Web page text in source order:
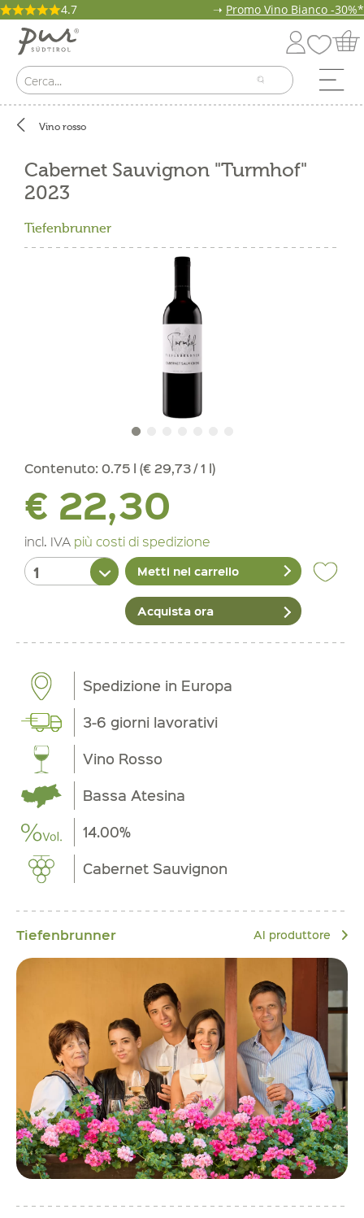
4.7 ➝ Promo Vino Bianco -30%*
Vino rosso
Cabernet Sauvignon "Turmhof"
2023
Tiefenbrunner
Contenuto: 0.75 l (€ 29,73 / 1 l)
€ 22,30
incl. IVA più costi di spedizione
Metti nel carrello
Acquista ora
Spedizione in Europa
3-6 giorni lavorativi
Vino Rosso
Bassa Atesina
14.00%
Cabernet Sauvignon
Tiefenbrunner Al produttore